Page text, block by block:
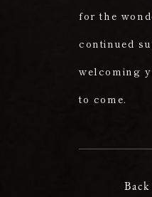
for the
continued
welcoming
to come.